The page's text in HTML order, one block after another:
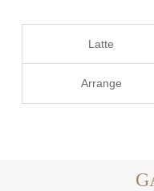
Latte
Arrange